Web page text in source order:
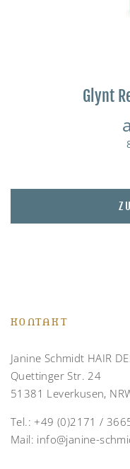
Glynt
KONTAKT
Janine Schmidt HAIR
Quettinger Str. 24
51381 Leverkusen,
Tel.:+49 (0)2171 /
Mail: info@janine-